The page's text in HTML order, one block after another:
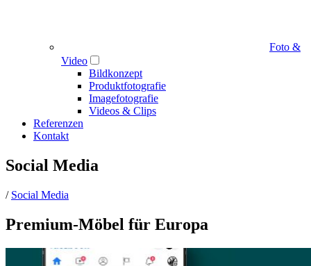
Foto &
Video
Bildkonzept
Produktfotografie
Imagefotografie
Videos & Clips
Referenzen
Kontakt
Social Media
/ Social Media
Premium-Möbel für Europa